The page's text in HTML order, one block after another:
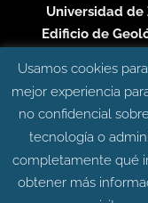
Universidad de
Edificio de
Usamos cookies
mejor experiencia
no confidencial
tecnología o
completamente qué
obtener más